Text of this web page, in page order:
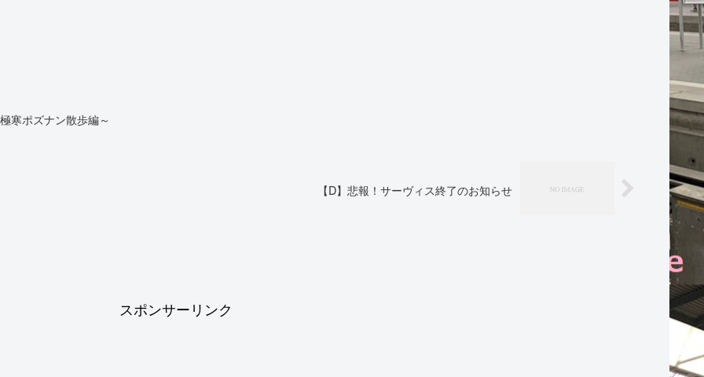
寒ポズナン散歩編～
【D】悲報！サーヴィス終了のお知らせ
スポンサーリンク